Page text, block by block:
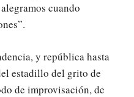
cuando
y república hasta
estadillo del grito de
de improvisación, de